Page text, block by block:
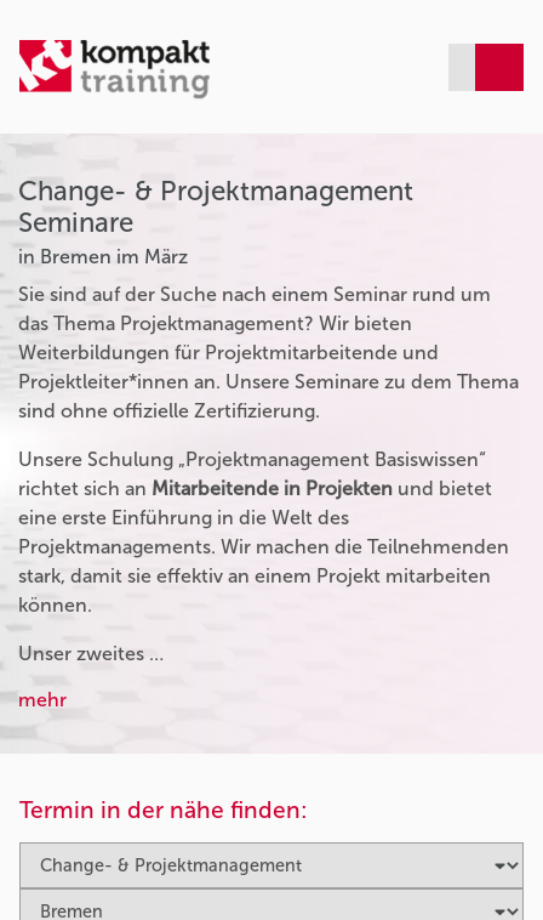
Change- & Projektmanagement
Seminare
in Bremen im März
Sie sind auf der Suche nach einem Seminar rund um
das Thema Projektmanagement? Wir bieten
Weiterbildungen für Projektmitarbeitende und
Projektleiter*innen an. Unsere Seminare zu dem Thema
sind ohne offizielle Zertifizierung.
Unsere Schulung „Projektmanagement Basiswissen“
richtet sich an Mitarbeitende in Projekten und bietet
eine erste Einführung in die Welt des
Projektmanagements. Wir machen die Teilnehmenden
stark, damit sie effektiv an einem Projekt mitarbeiten
können.
Unser zweites …
mehr
Termin in der nähe finden: